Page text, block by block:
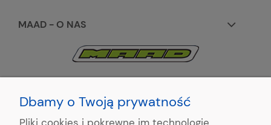
MAAD - O NAS
+48 663195531
Dbamy o Twoją prywatność